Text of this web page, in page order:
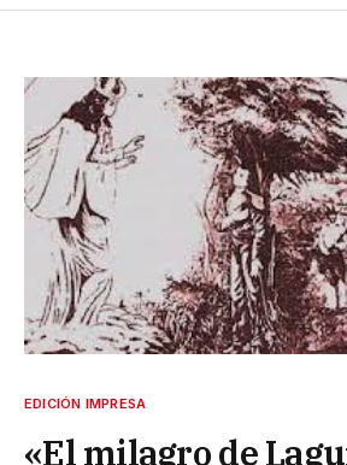
EDICIÓN IMPRESA
«El milagro de